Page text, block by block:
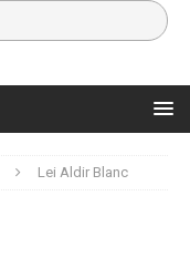
Lei Aldir Blanc